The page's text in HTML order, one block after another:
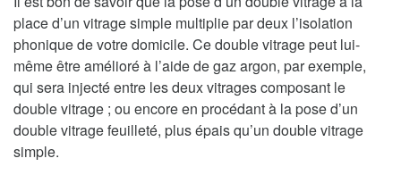
place d’un vitrage simple multiplie par deux l’isolation
phonique de votre domicile. Ce double vitrage peut lui-
même être amélioré à l’aide de gaz argon, par exemple,
qui sera injecté entre les deux vitrages composant le
double vitrage ; ou encore en procédant à la pose d’un
double vitrage feuilleté, plus épais qu’un double vitrage
simple.